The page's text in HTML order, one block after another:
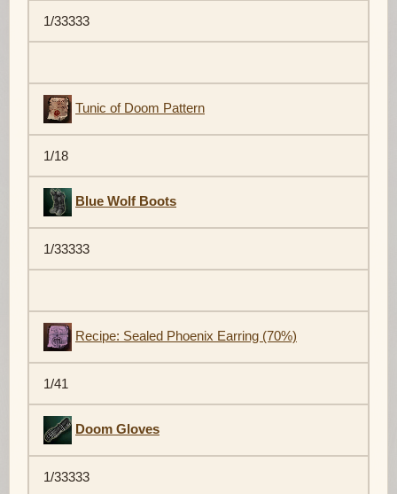
1/33333
Tunic of Doom Pattern
1/18
Blue Wolf Boots
1/33333
Recipe: Sealed Phoenix Earring (70%)
1/41
Doom Gloves
1/33333